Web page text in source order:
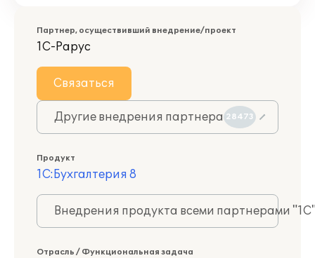
Партнер, осуществивший внедрение/проект
1С-Рарус
Связаться
Другие внедрения партнера 28473
Продукт
1С:Бухгалтерия 8
Внедрения продукта всеми партнерами
Отрасль / Функциональная задача